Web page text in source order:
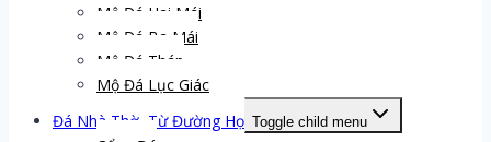
Mộ Đá Hai Mái
Mộ Đá Ba Mái
Mộ Đá Tháp
Mộ Đá Lục Giác
Đá Nhà Thờ, Từ Đường Họ Toggle child menu